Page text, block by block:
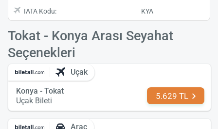
IATA Kodu:
KYA
Tokat - Konya Arası Seyahat
Seçenekleri
Uçak
Konya - Tokat
Uçak Bileti
5.629 TL
Araç